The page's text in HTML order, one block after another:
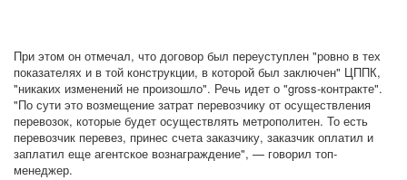
При этом он отмечал, что договор был переуступлен "ровно в тех
показателях и в той конструкции, в которой был заключен" ЦППК,
"никаких изменений не произошло". Речь идет о "gross-контракте".
"По сути это возмещение затрат перевозчику от осуществления
перевозок, которые будет осуществлять метрополитен. То есть
перевозчик перевез, принес счета заказчику, заказчик оплатил и
заплатил еще агентское вознаграждение", — говорил топ-
менеджер.